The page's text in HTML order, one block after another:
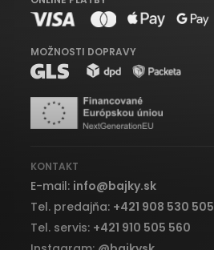
MOŽNOSTI DOPRAVY
KONTAKT
E-mail: info@bajky.sk
Tel. predajňa: +421 908 530 505
Tel. servis: +421 910 505 560
Instagram:@bajkysk